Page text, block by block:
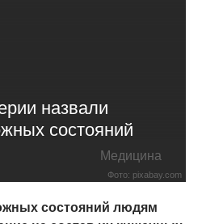
назвали
состояний
Медицина
Фото: pixabay.com
состояний людям